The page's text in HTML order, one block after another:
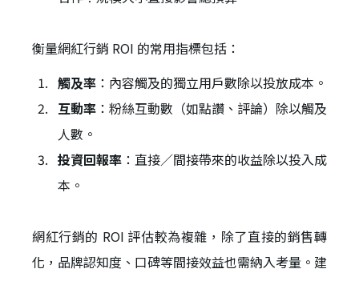
衡量網紅行銷 ROI 的常用指標包括：
觸及率 ：內容觸及的獨立用戶數除以投放成本。
互動率 ：粉絲互動數（如點讚、評論）除以觸及
人數。
投資回報率 ：直接／間接帶來的收益除以投入成
本。
網紅行銷的 ROI 評估較為複雜，除了直接的銷售轉
化，品牌認知度、口碑等間接效益也需納入考量。建